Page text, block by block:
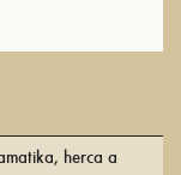
herca a